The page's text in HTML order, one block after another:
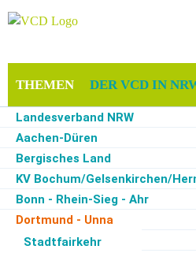
THEMEN DER VCD IN
Landesverband NRW
Aachen-Düren
Bergisches Land
KV Bochum/Gelsenkirchen/
Bonn - Rhein-Sieg - Ahr
Dortmund - Unna
Stadtfairkehr
Duisburg
SERVICE
Start·Der VCD in NRW